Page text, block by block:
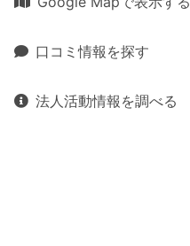
口コミ情報を探す
法人活動情報を調べる